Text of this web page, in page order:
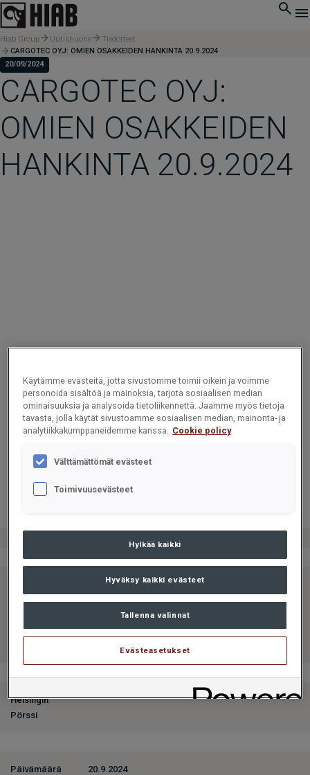
Hiab Group Uutishuone
Tiedotteet
CARGOTEC OYJ: OMIEN OSAKKEIDEN HANKINTA 20.9.2024
20/09/2024
CARGOTEC OYJ:
OMIEN OSAKKEIDEN
HANKINTA 20.9.2024
CARGOTEC
OYJ,
OTE, 20
SYYSKUUTA
2024 KLO
CARGOTEC
OYJ,
OTE, 20
CARGOTEC
OYJ,
OYJ: OMIEN
HANKINTA
CARGOTEC
OYJ: OMIEN
OSAKKEIDEN
HANKINTA
20.9.2024
CARGOTEC
OYJ: OMIEN
OSAKKEIDEN
HANKINTA
20.9.2024
Helsingin
Pörssi
Päivämäärä 20.9.2024
Käytämme evästeitä, jotta sivustomme toimii oikein ja voimme
personoida sisältöä ja mainoksia, tarjota sosiaalisen median
ominaisuuksia ja analysoida tietoliikennettä. Jaamme myös tietoja
tavasta, jolla käytät sivustoamme sosiaalisen median, mainonta- ja
analytiikkakumppaneidemme kanssa. Cookie policy
Välttämättömät evästeet
Toimivuusevästeet
Hylkää kaikki
Hyväksy kaikki evästeet
Tallenna valinnat
Evästeasetukset